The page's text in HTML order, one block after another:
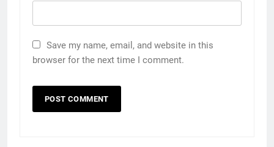
Save my name, email, and website in this
browser for the next time I comment.